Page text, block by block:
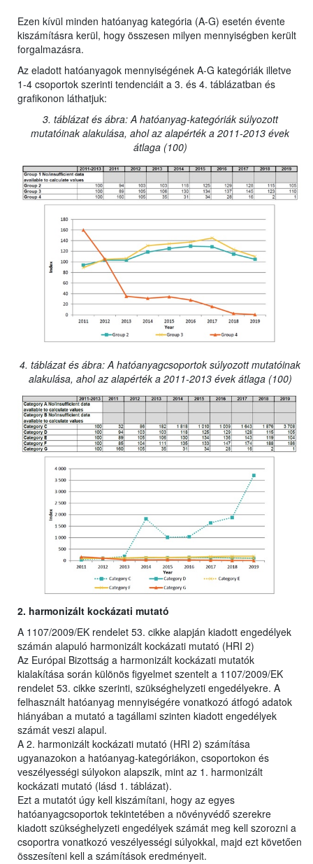
Ezen kívül minden hatóanyag kategória (A-G) esetén évente
kiszámításra kerül, hogy összesen milyen mennyiségben került
forgalmazásra.
Az eladott hatóanyagok mennyiségének A-G kategóriák illetve
1-4 csoportok szerinti tendenciáit a 3. és 4. táblázatban és
grafikonon láthatjuk:
3. táblázat és ábra: A hatóanyag-kategóriák súlyozott
mutatóinak alakulása, ahol az alapérték a 2011-2013 évek
átlaga (100)
4. táblázat és ábra: A hatóanyagcsoportok súlyozott mutatóinak
alakulása, ahol az alapérték a 2011-2013 évek átlaga (100)
2. harmonizált kockázati mutató
A 1107/2009/EK rendelet 53. cikke alapján kiadott engedélyek
számán alapuló harmonizált kockázati mutató (HRI 2)
Az Európai Bizottság a harmonizált kockázati mutatók
kialakítása során különös figyelmet szentelt a 1107/2009/EK
rendelet 53. cikke szerinti, szükséghelyzeti engedélyekre. A
felhasznált hatóanyag mennyiségére vonatkozó átfogó adatok
hiányában a mutató a tagállami szinten kiadott engedélyek
számát veszi alapul.
A 2. harmonizált kockázati mutató (HRI 2) számítása
ugyanazokon a hatóanyag-kategóriákon, csoportokon és
veszélyességi súlyokon alapszik, mint az 1. harmonizált
kockázati mutató (lásd 1. táblázat).
Ezt a mutatót úgy kell kiszámítani, hogy az egyes
hatóanyagcsoportok tekintetében a növényvédő szerekre
kiadott szükséghelyzeti engedélyek számát meg kell szorozni a
csoportra vonatkozó veszélyességi súlyokkal, majd ezt követően
összesíteni kell a számítások eredményeit.